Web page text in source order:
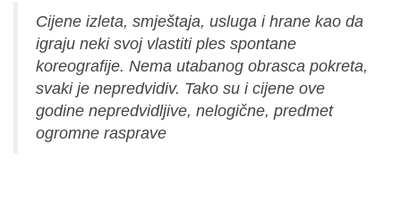
Cijene izleta, smještaja, usluga i hrane kao da
igraju neki svoj vlastiti ples spontane
koreografije. Nema utabanog obrasca pokreta,
svaki je nepredvidiv. Tako su i cijene ove
godine nepredvidljive, nelogične, predmet
ogromne rasprave